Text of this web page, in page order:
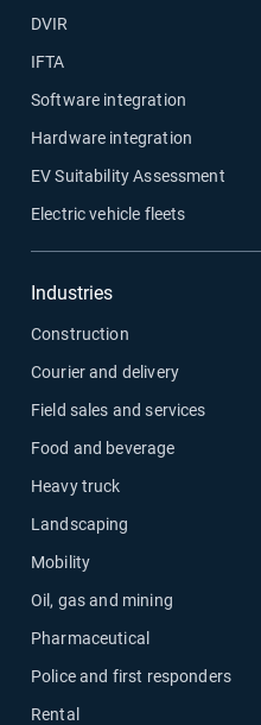
DVIR
IFTA
Software integration
Hardware integration
EV Suitability Assessment
Electric vehicle fleets
Industries
Construction
Courier and delivery
Field sales and services
Food and beverage
Heavy truck
Landscaping
Mobility
Oil, gas and mining
Pharmaceutical
Police and first responders
Rental